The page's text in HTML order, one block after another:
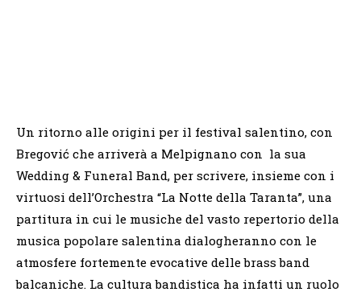
Un ritorno alle origini per il festival salentino, con
Bregović che arriverà a Melpignano con la sua
Wedding & Funeral Band, per scrivere, insieme con i
virtuosi dell’Orchestra “La Notte della Taranta”, una
partitura in cui le musiche del vasto repertorio della
musica popolare salentina dialogheranno con le
atmosfere fortemente evocative delle brass band
balcaniche. La cultura bandistica ha infatti un ruolo